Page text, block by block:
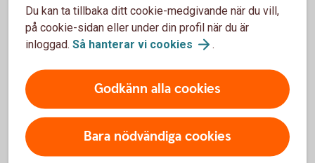
engagemangsbeskedet måste alltid göra en
kompletterande beställning via internetbanken. Detta måste
göras för att få all information per bokslutsdatum som till
Så här tar din revisor enklast del
av engagemangsbeskedet
Du kan själv ge din revisor behörighet att både beställa och
Du kan ta tillbaka ditt cookie-medgivande när du vill,
på cookie-sidan eller under din profil när du är
inloggad. Så hanterar vi cookies .
Godkänn alla cookies
Bara nödvändiga cookies